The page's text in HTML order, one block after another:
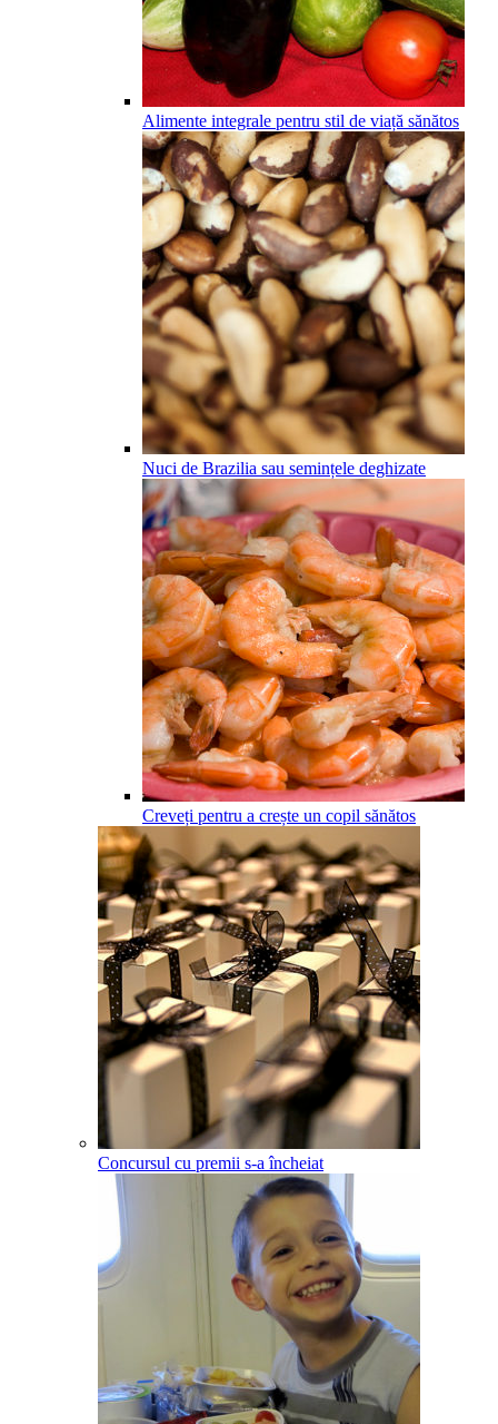
Alimente integrale pentru stil de viață sănătos
Nuci de Brazilia sau semințele deghizate
Creveți pentru a crește un copil sănătos
Concursul cu premii s-a încheiat